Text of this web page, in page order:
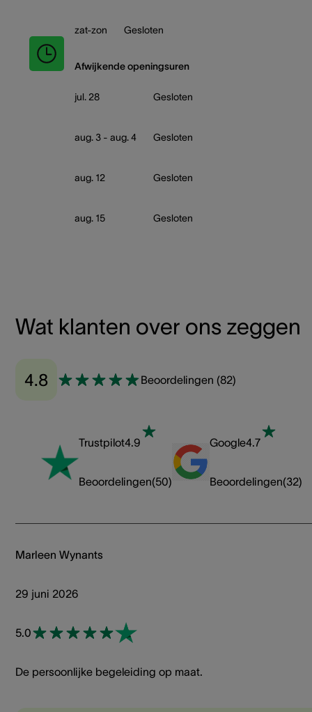
zat-zon Gesloten
Afwijkende openingsuren
jul. 28 Gesloten
aug. 3 - aug. 4 Gesloten
aug. 12 Gesloten
aug. 15 Gesloten
Wat klanten over ons zeggen
4.8 Beoordelingen (82)
Trustpilot4.9
Beoordelingen(50)
Google4.7
Beoordelingen(32)
Marleen Wynants
29 juni 2026
5.0
De persoonlijke begeleiding op maat.